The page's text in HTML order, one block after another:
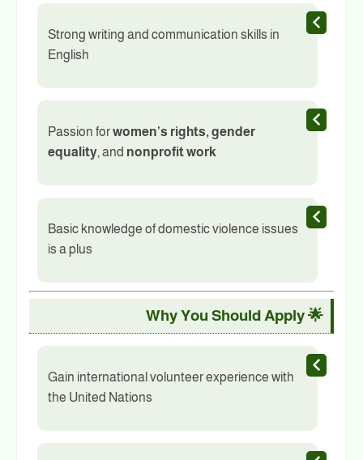
Strong writing and communication skills in
English
Passion forwomen’s rights, gender
equality, and nonprofit work
Basic knowledge of domestic violence issues
is a plus
🌟 Why You Should Apply
Gain international volunteer experience with
the United Nations